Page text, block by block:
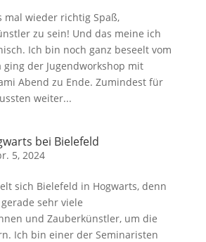
mal wieder richtig Spaß,
zu sein! Und das meine ich
Ich bin noch ganz beseelt vom
ging der Jugendworkshop mit
Abend zu Ende. Zumindest für
weiter...
bei Bielefeld
5, 2024
sich Bielefeld in Hogwarts, denn
sehr viele
und Zauberkünstler, um die
Ich bin einer der Seminaristen